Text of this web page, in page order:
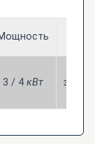
3 / 4 кВт